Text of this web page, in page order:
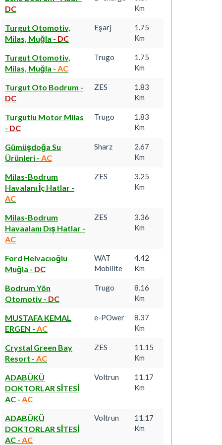
DC
Km
Turgut Otomotiv,
Milas, Muğla - DC
Eşarj
1.75
Km
Turgut Otomotiv,
Milas, Muğla - AC
Trugo
1.75
Km
Turgut Oto Bodrum -
DC
ZES
1.83
Km
Turgutlu Motor Milas
- DC
Trugo
1.83
Km
Gümüşdoğa Su
Ürünleri - AC
Sharz
2.67
Km
Milas-Bodrum
Havalanı İç Hatlar -
AC
ZES
3.25
Km
Milas-Bodrum
Havaalanı Dış Hatlar -
AC
ZES
3.36
Km
Ford Helvacıoğlu
Muğla - DC
WAT
Mobilite
4.42
Km
Bodrum Yön
Otomotiv - DC
Trugo
8.16
Km
MUSTAFA KEMAL
ERGEN - AC
e-POwer
8.37
Km
Crystal Green Bay
Resort - AC
ZES
11.15
Km
ADABÜKÜ
DOKTORLAR SİTESİ
AC - AC
Voltrun
11.17
Km
ADABÜKÜ
DOKTORLAR SİTESİ
AC - AC
Voltrun
11.17
Km